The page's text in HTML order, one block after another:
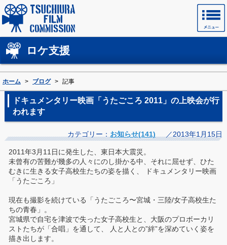
土浦フィルムコミッションホームページ
ロケ支援
ホーム > ブログ > 記事
ドキュメンタリー映画「うたごころ 2011」の上映会が行
われます
カテゴリー： お知らせ(141) ／2013年1月15日
2011年3月11日に発生した、東日本大震災。
未曾有の苦難が幾多の人々にのし掛かる中、それに屈せず、ひた
むきに生きる女子高校生たちの姿を描く、 ドキュメンタリー映画
「うたごころ」
現在も撮影を続けている「うたごころ〜宮城・三陸/女子高校生た
ちの青春」。
宮城県で自宅を津波で失った女子高校生と、大阪のプロボーカリ
ストたちが「合唱」を通して、 人と人との”絆”を深めていく姿を
描き出します。